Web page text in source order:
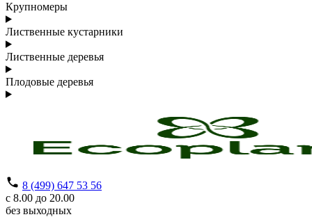
Крупномеры
Лиственные кустарники
Лиственные деревья
Плодовые деревья
8 (499) 647 53 56
с 8.00 до 20.00
без выходных